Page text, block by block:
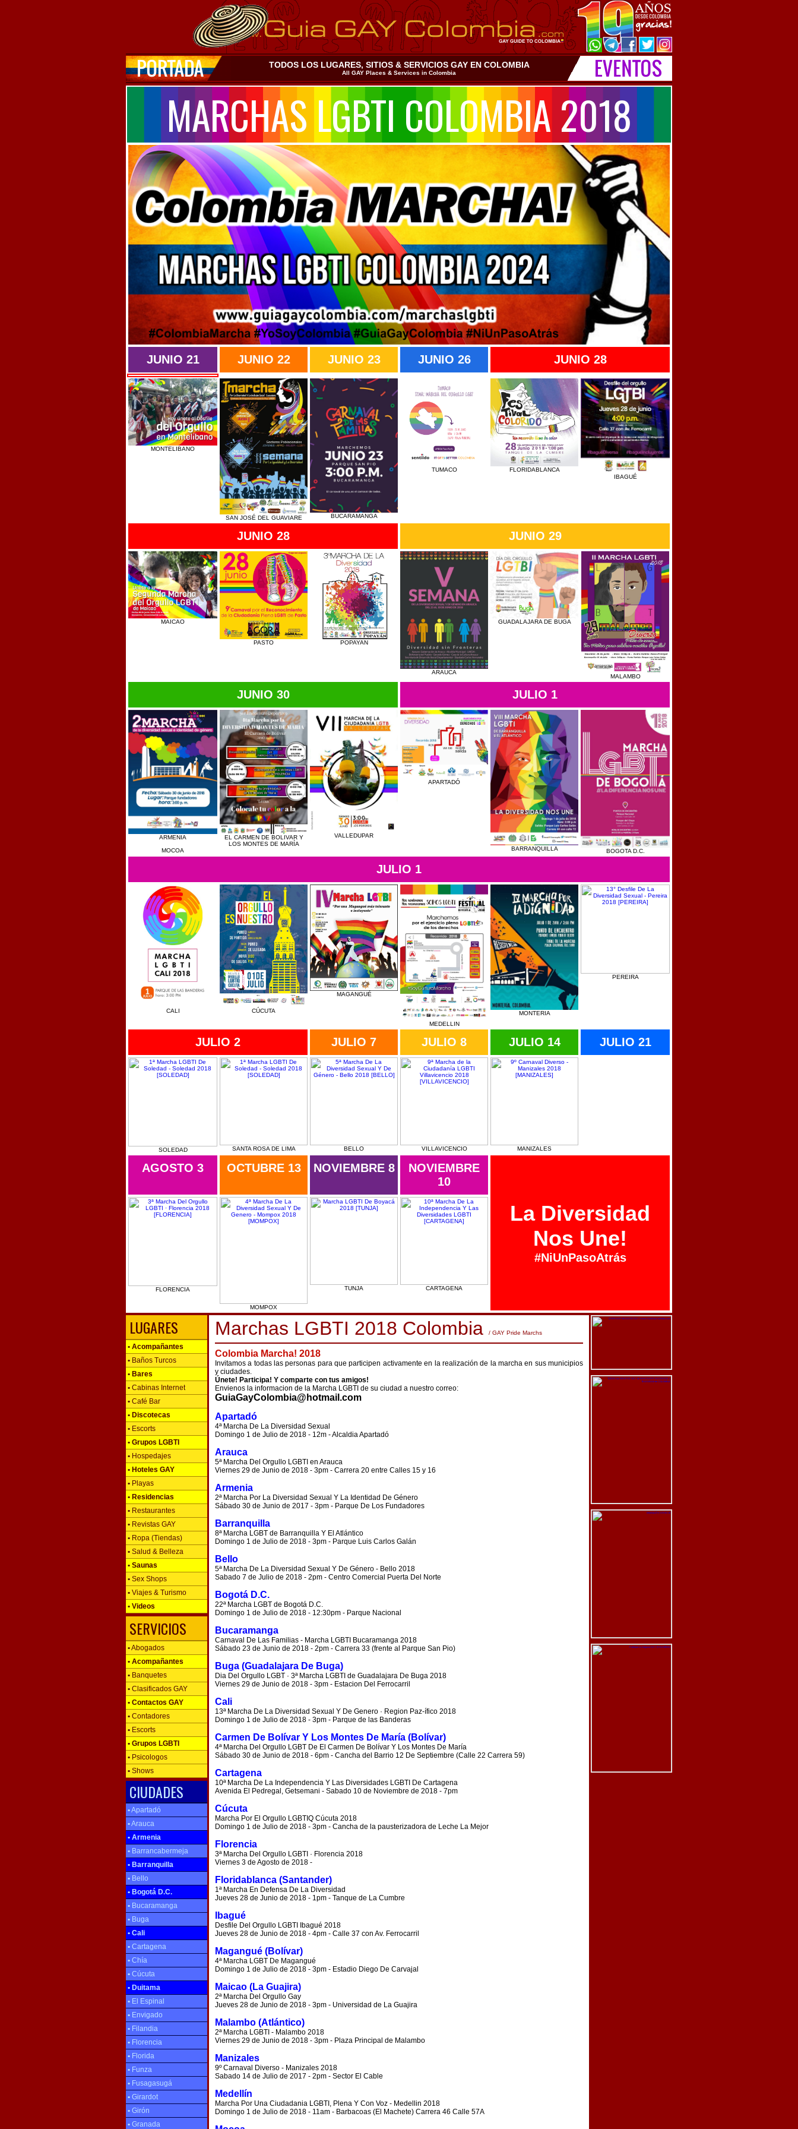
TODOS LOS LUGARES, SITIOS & SERVICIOS GAY EN COLOMBIA
All GAY Places & Services in Colombia
MARCHAS LGBTI COLOMBIA 2018
JUNIO 21 JUNIO 22 JUNIO 23 JUNIO 26 JUNIO 28
MONTELIBANO
SAN JOSÉ DEL GUAVIARE BUCARAMANGA
TUMACO
FLORIDABLANCA
IBAGUÉ
JUNIO 28 JUNIO 29
MAICAO
PASTO POPAYAN
ARAUCA
GUADALAJARA DE BUGA
MALAMBO
JUNIO 30 JULIO 1
ARMENIA
MOCOA
EL CARMEN DE BOLIVAR Y
LOS MONTES DE MARÍA
VALLEDUPAR
APARTADÓ
BARRANQUILLA BOGOTA D.C.
JULIO 1
CALI CÚCUTA
MAGANGUÉ
MEDELLIN
MONTERIA
PEREIRA
JULIO 2 JULIO 7 JULIO 8 JULIO 14 JULIO 21
SOLEDAD SANTA ROSA DE LIMA BELLO VILLAVICENCIO MANIZALES
AGOSTO 3 OCTUBRE 13 NOVIEMBRE 8
NOVIEMBRE
10
La Diversidad
Nos Une!
#NiUnPasoAtrás
FLORENCIA
MOMPOX
TUNJA CARTAGENA
LUGARES
• Acompañantes
• Baños Turcos
• Bares
• Cabinas Internet
• Café Bar
• Discotecas
• Escorts
• Grupos LGBTI
• Hospedajes
• Hoteles GAY
• Playas
• Residencias
• Restaurantes
• Revistas GAY
• Ropa (Tiendas)
• Salud & Belleza
• Saunas
• Sex Shops
• Viajes & Turismo
• Videos
SERVICIOS
•Abogados
• Acompañantes
• Banquetes
• Clasificados GAY
• Contactos GAY
• Contadores
• Escorts
• Grupos LGBTI
• Psicologos
• Shows
CIUDADES
•Apartadó
•Arauca
• Armenia
• Barrancabermeja
• Barranquilla
• Bello
• Bogotá D.C.
• Bucaramanga
• Buga
• Cali
• Cartagena
• Chía
• Cúcuta
• Duitama
• El Espinal
• Envigado
• Filandia
• Florencia
• Florida
• Funza
• Fusagasugá
• Girardot
• Girón
• Granada
Marchas LGBTI 2018 Colombia / GAY Pride Marchs
Colombia Marcha! 2018
Invitamos a todas las personas para que participen activamente en la realización de la marcha en sus municipios
y ciudades.
Únete! Participa! Y comparte con tus amigos!
Envienos la informacion de la Marcha LGBTI de su ciudad a nuestro correo:
GuiaGayColombia@hotmail.com
Apartadó
4ª Marcha De La Diversidad Sexual
Domingo 1 de Julio de 2018 - 12m - Alcaldia Apartadó
Arauca
5ª Marcha Del Orgullo LGBTI en Arauca
Viernes 29 de Junio de 2018 - 3pm - Carrera 20 entre Calles 15 y 16
Armenia
2ª Marcha Por La Diversidad Sexual Y La Identidad De Género
Sábado 30 de Junio de 2017 - 3pm - Parque De Los Fundadores
Barranquilla
8ª Marcha LGBT de Barranquilla Y El Atlántico
Domingo 1 de Julio de 2018 - 3pm - Parque Luis Carlos Galán
Bello
5ª Marcha De La Diversidad Sexual Y De Género - Bello 2018
Sabado 7 de Julio de 2018 - 2pm - Centro Comercial Puerta Del Norte
Bogotá D.C.
22ª Marcha LGBT de Bogotá D.C.
Domingo 1 de Julio de 2018 - 12:30pm - Parque Nacional
Bucaramanga
Carnaval De Las Familias - Marcha LGBTI Bucaramanga 2018
Sábado 23 de Junio de 2018 - 2pm - Carrera 33 (frente al Parque San Pio)
Buga (Guadalajara De Buga)
Dia Del Orgullo LGBT · 3ª Marcha LGBTI de Guadalajara De Buga 2018
Viernes 29 de Junio de 2018 - 3pm - Estacion Del Ferrocarril
Cali
13ª Marcha De La Diversidad Sexual Y De Genero · Region Paz-ífico 2018
Domingo 1 de Julio de 2018 - 3pm - Parque de las Banderas
Carmen De Bolívar Y Los Montes De María (Bolívar)
4ª Marcha Del Orgullo LGBT De El Carmen De Bolívar Y Los Montes De María
Sábado 30 de Junio de 2018 - 6pm - Cancha del Barrio 12 De Septiembre (Calle 22 Carrera 59)
Cartagena
10ª Marcha De La Independencia Y Las Diversidades LGBTI De Cartagena
Avenida El Pedregal, Getsemani - Sabado 10 de Noviembre de 2018 - 7pm
Cúcuta
Marcha Por El Orgullo LGBTIQ Cúcuta 2018
Domingo 1 de Julio de 2018 - 3pm - Cancha de la pausterizadora de Leche La Mejor
Florencia
3ª Marcha Del Orgullo LGBTI · Florencia 2018
Viernes 3 de Agosto de 2018 -
Floridablanca (Santander)
1ª Marcha En Defensa De La Diversidad
Jueves 28 de Junio de 2018 - 1pm - Tanque de La Cumbre
Ibagué
Desfile Del Orgullo LGBTI Ibagué 2018
Jueves 28 de Junio de 2018 - 4pm - Calle 37 con Av. Ferrocarril
Magangué (Bolívar)
4ª Marcha LGBT De Magangué
Domingo 1 de Julio de 2018 - 3pm - Estadio Diego De Carvajal
Maicao (La Guajira)
2ª Marcha Del Orgullo Gay
Jueves 28 de Junio de 2018 - 3pm - Universidad de La Guajira
Malambo (Atlántico)
2ª Marcha LGBTI - Malambo 2018
Viernes 29 de Junio de 2018 - 3pm - Plaza Principal de Malambo
Manizales
9º Carnaval Diverso - Manizales 2018
Sabado 14 de Julio de 2017 - 2pm - Sector El Cable
Medellín
Marcha Por Una Ciudadania LGBTI, Plena Y Con Voz - Medellin 2018
Domingo 1 de Julio de 2018 - 11am - Barbacoas (El Machete) Carrera 46 Calle 57A